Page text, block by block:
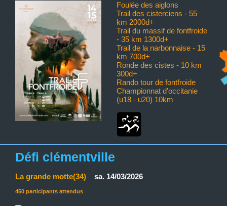
Foulée des aiglons
Trail des cisterciens - 55
km 2000d+
Trail du massif de fontfroide
- 35 km 1300d+
Trail de la narbonnaise - 15
km 700d+
Ronde des cistes - 10 km
300d+
Rando tour de fontfroide
Championnat d'occitanie
(u18 - u20) 10km
Défi clémentville
La grande motte(34) sa. 14/03/2026
450 participants attendus